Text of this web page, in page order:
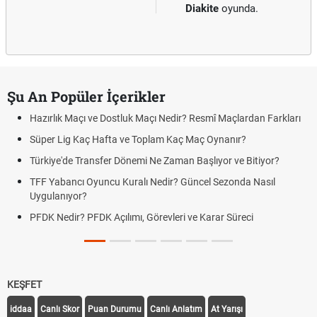
Diakite oyunda.
Şu An Popüler İçerikler
Hazırlık Maçı ve Dostluk Maçı Nedir? Resmî Maçlardan Farkları
Süper Lig Kaç Hafta ve Toplam Kaç Maç Oynanır?
Türkiye'de Transfer Dönemi Ne Zaman Başlıyor ve Bitiyor?
TFF Yabancı Oyuncu Kuralı Nedir? Güncel Sezonda Nasıl
Uygulanıyor?
PFDK Nedir? PFDK Açılımı, Görevleri ve Karar Süreci
KEŞFET
iddaa Canlı Skor Puan Durumu Canlı Anlatım At Yarışı